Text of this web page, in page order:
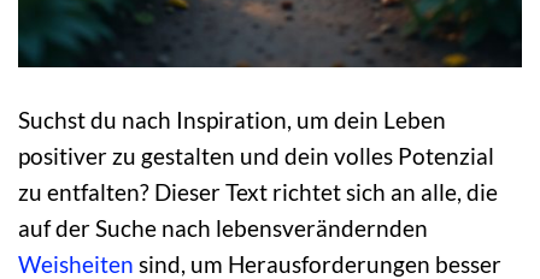
Suchst du nach Inspiration, um dein Leben
positiver zu gestalten und dein volles Potenzial
zu entfalten? Dieser Text richtet sich an alle, die
auf der Suche nach lebensverändernden
Weisheiten sind, um Herausforderungen besser